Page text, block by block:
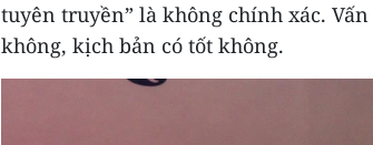
tuyên truyền” là không chính xác.
không, kịch bản có tốt không.